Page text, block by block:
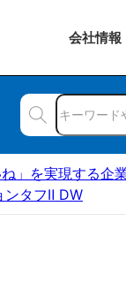
会社情報
ね」を実現する
ンタフⅡ DW